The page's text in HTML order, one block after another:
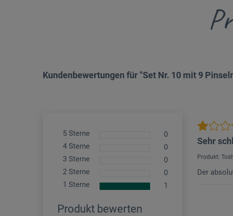
Kundenbewertungen für "Set Nr. 10 mit 9
5 Sterne
0
4 Sterne
0
3 Sterne
0
2 Sterne
0
1 Sterne
1
Produkt bewerten
Sehr
Produkt:
Der